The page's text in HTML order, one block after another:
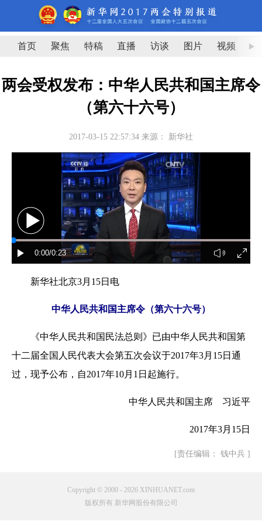
首页 聚焦 特稿 直播 访谈 图片 视频 图
两会受权发布：中华人民共和国主席令
（第六十六号）
2017-03-15 22:57:34 来源： 新华社
新华社北京3月15日电
中华人民共和国主席令（第六十六号）
《中华人民共和国民法总则》已由中华人民共和国第
十二届全国人民代表大会第五次会议于2017年3月15日通
过，现予公布，自2017年10月1日起施行。
中华人民共和国主席 习近平
2017年3月15日
[责任编辑： 钱中兵 ]
Copyright © 2000 - 2026 XINHUANET.com
版权所有 新华网股份有限公司